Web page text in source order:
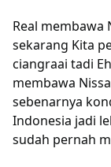
Real membawa
sekarang Kita
ciangraai tadi
membawa
sebenarnya
Indonesia jadi
sudah pernah